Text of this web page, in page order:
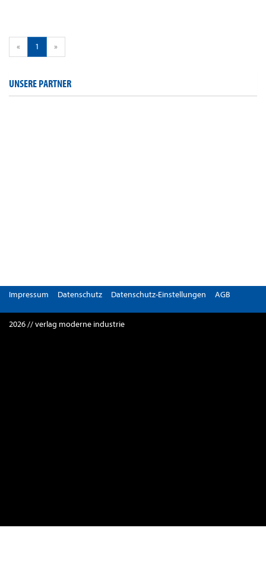
« 1 »
UNSERE PARTNER
Impressum Datenschutz Datenschutz-Einstellungen AGB
2026 // verlag moderne industrie